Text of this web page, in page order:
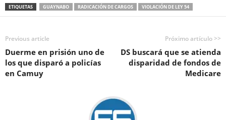
ETIQUETAS GUAYNABO RADICACIÓN DE CARGOS VIOLACIÓN DE LEY 54
Previous article
Duerme en prisión uno de
los que disparó a policías
en Camuy
Próximo artículo >>
DS buscará que se atienda
disparidad de fondos de
Medicare